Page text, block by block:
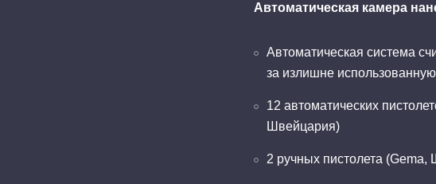
Автоматическая камера
Автоматическая система
за излишне
12 автоматических
Швейцария)
2 ручных пистолета